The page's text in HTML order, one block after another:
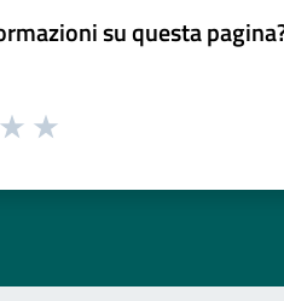
su questa